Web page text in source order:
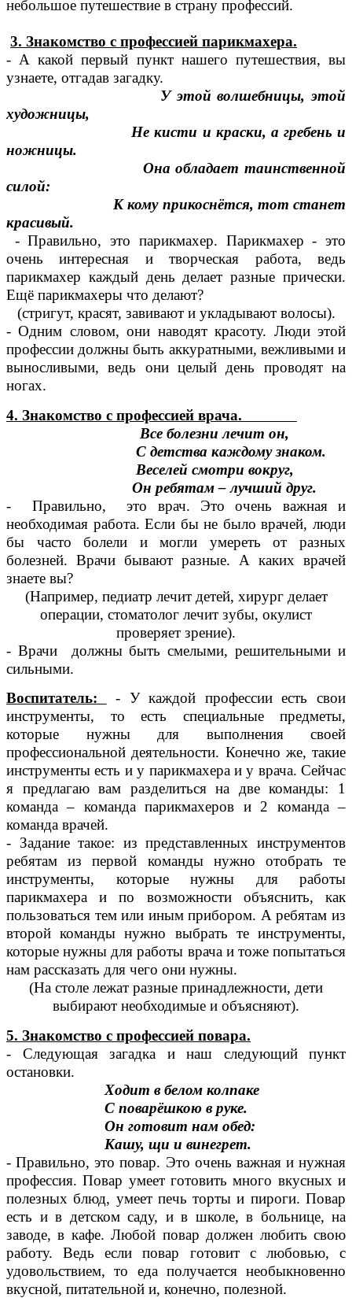
небольшое путешествие в страну профессий.
3. Знакомство с профессией парикмахера.
- А какой первый пункт нашего путешествия, вы
узнаете, отгадав загадку.
У этой волшебницы, этой
художницы,
Не кисти и краски, а гребень и
ножницы.
Она обладает таинственной
силой:
К кому прикоснётся, тот станет
красивый.
- Правильно, это парикмахер. Парикмахер - это
очень интересная и творческая работа, ведь
парикмахер каждый день делает разные прически.
Ещё парикмахеры что делают?
(стригут, красят, завивают и укладывают волосы).
- Одним словом, они наводят красоту. Люди этой
профессии должны быть аккуратными, вежливыми и
выносливыми, ведь они целый день проводят на
ногах.
4. Знакомство с профессией врача.
Все болезни лечит он,
С детства каждому знаком.
Веселей смотри вокруг,
Он ребятам – лучший друг.
- Правильно, это врач. Это очень важная и
необходимая работа. Если бы не было врачей, люди
бы часто болели и могли умереть от разных
болезней. Врачи бывают разные. А каких врачей
знаете вы?
(Например, педиатр лечит детей, хирург делает
операции, стоматолог лечит зубы, окулист
проверяет зрение).
- Врачи должны быть смелыми, решительными и
сильными.
Воспитатель:
- У каждой профессии есть свои
инструменты, то есть специальные предметы,
которые нужны для выполнения своей
профессиональной деятельности. Конечно же, такие
инструменты есть и у парикмахера и у врача. Сейчас
я предлагаю вам разделиться на две команды: 1
команда – команда парикмахеров и 2 команда –
команда врачей.
- Задание такое: из представленных инструментов
ребятам из первой команды нужно отобрать те
инструменты, которые нужны для работы
парикмахера и по возможности объяснить, как
пользоваться тем или иным прибором. А ребятам из
второй команды нужно выбрать те инструменты,
которые нужны для работы врача и тоже попытаться
нам рассказать для чего они нужны.
(На столе лежат разные принадлежности, дети
выбирают необходимые и объясняют).
5. Знакомство с профессией повара.
- Следующая загадка и наш следующий пункт
остановки.
Ходит в белом колпаке
С поварёшкою в руке.
Он готовит нам обед:
Кашу, щи и винегрет.
- Правильно, это повар. Это очень важная и нужная
профессия. Повар умеет готовить много вкусных и
полезных блюд, умеет печь торты и пироги. Повар
есть и в детском саду, и в школе, в больнице, на
заводе, в кафе. Любой повар должен любить свою
работу. Ведь если повар готовит с любовью, с
удовольствием, то еда получается необыкновенно
вкусной, питательной и, конечно, полезной.